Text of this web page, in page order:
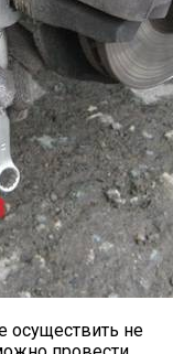
осуществить не